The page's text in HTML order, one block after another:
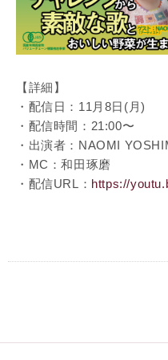
【詳細】
・配信日：11月8日(月)
・配信時間：21:00〜
・出演者：NAOMI
・MC：和田琢磨
・配信URL： https://